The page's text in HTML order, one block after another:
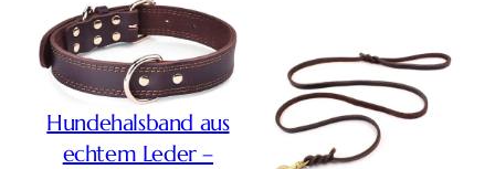
Hundehalsband aus
echtem Leder –